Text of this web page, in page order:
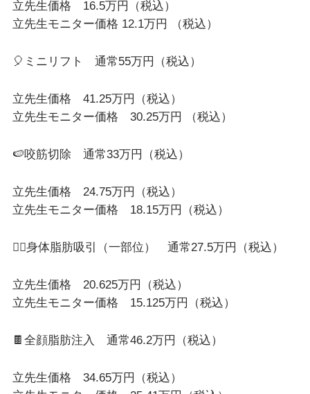
立先生価格 16.5万円（税込）
立先生モニター価格 12.1万円 （税込）
🎈ミニリフト 通常55万円（税込）
立先生価格 41.25万円（税込）
立先生モニター価格 30.25万円 （税込）
🍉咬筋切除 通常33万円（税込）
立先生価格 24.75万円（税込）
立先生モニター価格 18.15万円（税込）
❤️‍🔥身体脂肪吸引（一部位） 通常27.5万円（税込）
立先生価格 20.625万円（税込）
立先生モニター価格 15.125万円（税込）
🍫全顔脂肪注入 通常46.2万円（税込）
立先生価格 34.65万円（税込）